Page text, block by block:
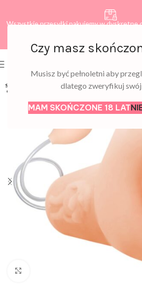
Czy masz
Musisz być pełnoletni aby
dlatego zweryfikuj
MAM SKOŃCZONE 18 LAT
Wszystkie przesyłki pakujemy w dyskretne
SOLD
OUT